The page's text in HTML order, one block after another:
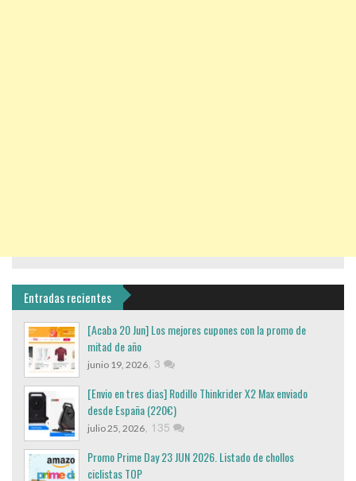
Entradas recientes
[Acaba 20 Jun] Los mejores cupones con la promo de
mitad de año
junio 19, 2026 3
[Envio en tres dias] Rodillo Thinkrider X2 Max enviado
desde España (220€)
julio 25, 2026 135
Promo Prime Day 23 JUN 2026. Listado de chollos
ciclistas TOP